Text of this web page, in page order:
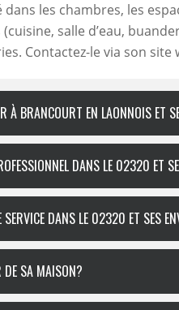
dans les chambres, les
salle d’eau,
Contactez-le via son site
À BRANCOURT EN LAONNOIS ET
DANS LE 02320 ET
SERVICE DANS LE 02320 ET SES
DE SA MAISON?